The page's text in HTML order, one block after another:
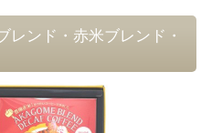
ンド・赤米ブレンド・